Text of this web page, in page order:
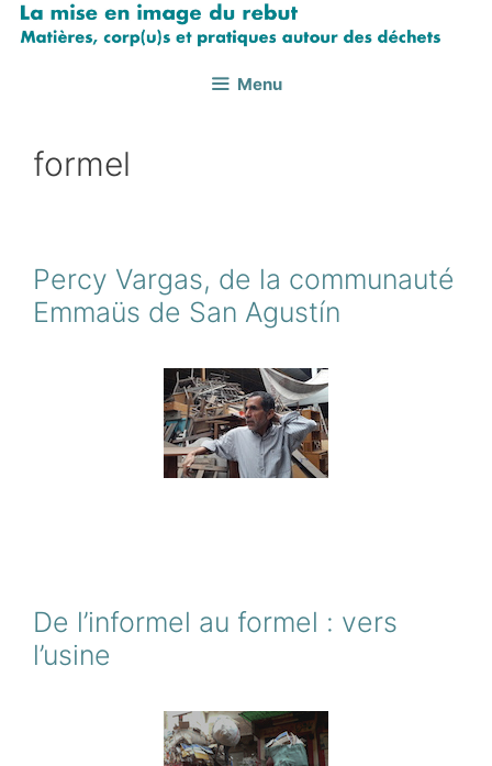
Aller
Menu
formel
Percy Vargas, de la communauté
Emmaüs de San Agustín
De l’informel au formel : vers
l’usine